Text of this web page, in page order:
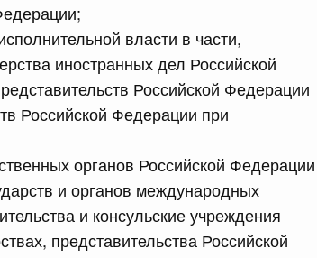
власти в части,
иностранных дел Российской
Российской Федерации
Российской Федерации при
органов Российской Федерации
и органов международных
и консульские учреждения
представительства Российской
г. № 916
ноября 2025
г. № 918
29 июня 2021 г.